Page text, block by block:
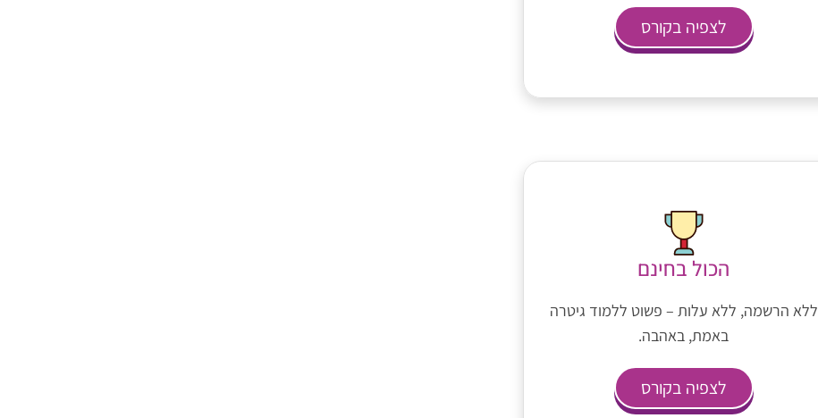
לצפיה בקורס
הכול בחינם
ללא הרשמה, ללא עלות – פשוט ללמוד גיטרה
באמת, באהבה.
לצפיה בקורס